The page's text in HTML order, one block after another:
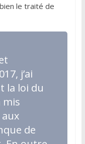
le traité de
j’ai
la loi du
mis
de